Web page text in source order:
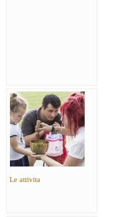
Le attivita